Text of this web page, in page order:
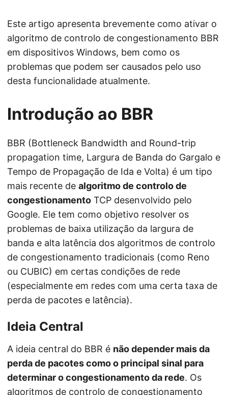
Este artigo apresenta brevemente como ativar o
algoritmo de controlo de congestionamento BBR
em dispositivos Windows, bem como os
problemas que podem ser causados pelo uso
desta funcionalidade atualmente.
Introdução ao BBR
BBR (Bottleneck Bandwidth and Round-trip
propagation time, Largura de Banda do Gargalo e
Tempo de Propagação de Ida e Volta) é um tipo
mais recente de algoritmo de controlo de
congestionamento TCP desenvolvido pelo
Google. Ele tem como objetivo resolver os
problemas de baixa utilização da largura de
banda e alta latência dos algoritmos de controlo
de congestionamento tradicionais (como Reno
ou CUBIC) em certas condições de rede
(especialmente em redes com uma certa taxa de
perda de pacotes e latência).
Ideia Central
A ideia central do BBR é não depender mais da
perda de pacotes como o principal sinal para
determinar o congestionamento da rede. Os
algoritmos de controlo de congestionamento